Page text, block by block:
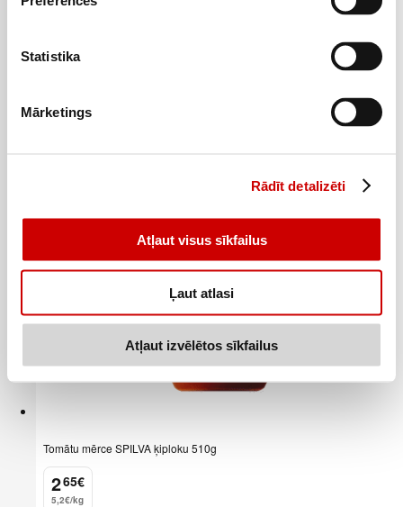
Statistika
Mārketings
Rādīt detalizēti
Atļaut visus sīkfailus
Ļaut atlasi
Atļaut izvēlētos sīkfailus
Tomātu mērce SPILVA ķiploku 510g
2
. 65€
5,2€/kg